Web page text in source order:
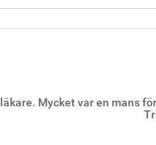
Mycket var en mans